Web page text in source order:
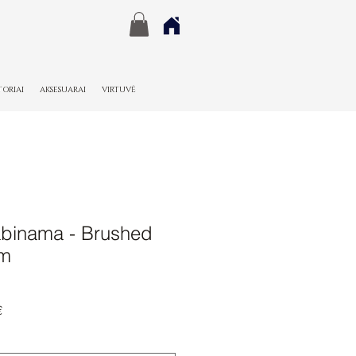
AKSESUARAI VIRTUVĖ
- Brushed
Pardavimo